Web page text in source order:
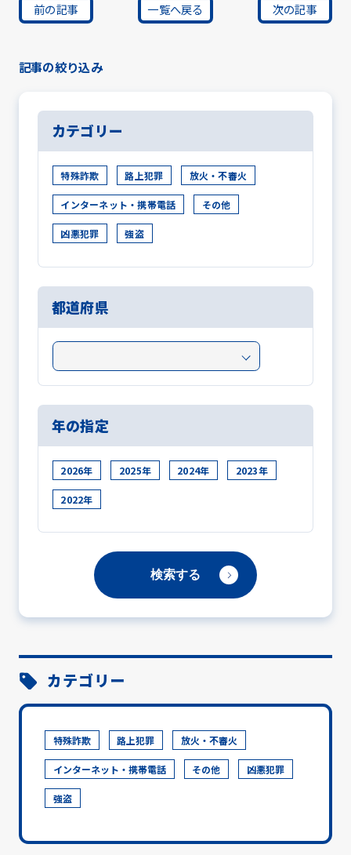
前の記事 一覧へ戻る 次の記事
記事の絞り込み
カテゴリー
特殊詐欺 路上犯罪 放火・不審火
インターネット・携帯電話 その他
凶悪犯罪 強盗
都道府県
年の指定
2026年 2025年 2024年 2023年
2022年
カテゴリー
特殊詐欺 路上犯罪 放火・不審火
インターネット・携帯電話 その他 凶悪犯罪
強盗